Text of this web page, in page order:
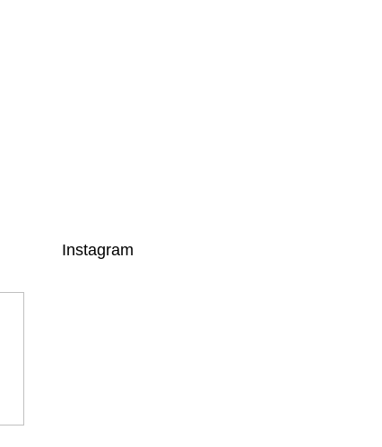
Instagram